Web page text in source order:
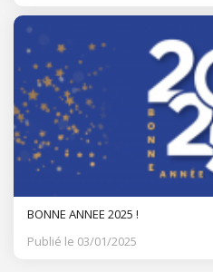
BONNE ANNEE 2025 !
Publié le 03/01/2025